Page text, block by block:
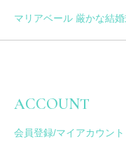
マリアベール 厳かな結
ACCOUNT
会員登録/マイアカウント